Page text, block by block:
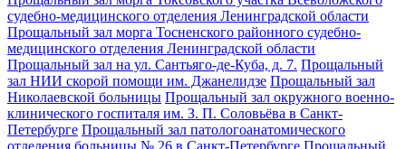
судебно-медицинского отделения Ленинградской области
Прощальный зал морга Тосненского районного судебно-
медицинского отделения Ленинградской области
Прощальный зал на ул. Сантьяго-де-Куба, д. 7. Прощальный
зал НИИ скорой помощи им. Джанелидзе Прощальный зал
Николаевской больницы Прощальный зал окружного военно-
клинического госпиталя им. З. П. Соловьёва в Санкт-
Петербурге Прощальный зал патологоанатомического
отделения больницы № 26 в Санкт-Петербурге Прощальный